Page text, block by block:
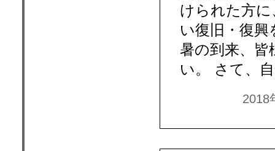
けられた方
い復旧・復
暑の到来、
い。 さて、
2018